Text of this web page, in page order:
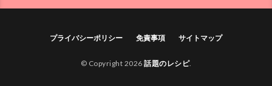
プライバシーポリシー 免責事項 サイトマップ
© Copyright 2026 話題のレシピ.